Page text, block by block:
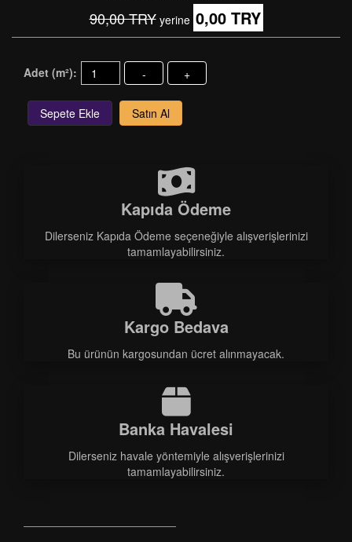
90,00 TRYyerine 0,00 TRY
Adet (m²): - +
Sepete Ekle Satın Al
Kapıda Ödeme
Dilerseniz Kapıda Ödeme seçeneğiyle alışverişlerinizi
tamamlayabilirsiniz.
Kargo Bedava
Bu ürünün kargosundan ücret alınmayacak.
Banka Havalesi
Dilerseniz havale yöntemiyle alışverişlerinizi
tamamlayabilirsiniz.